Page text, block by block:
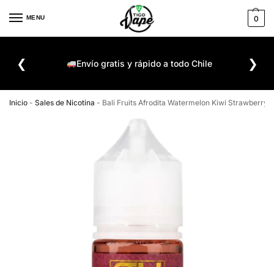
MENU 0
❮ Envío gratis y rápido a todo Chile ❯
Inicio - Sales de Nicotina - Bali Fruits Afrodita Watermelon Kiwi Strawberry